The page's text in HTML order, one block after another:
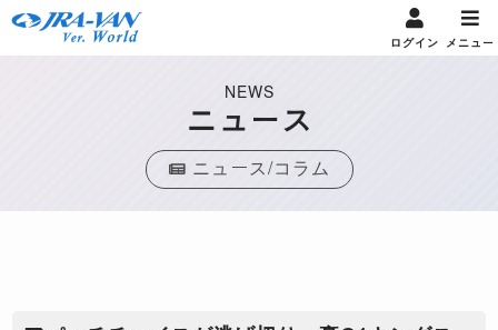
ログイン メニュー
NEWS
ニュース
ニュース/コラム